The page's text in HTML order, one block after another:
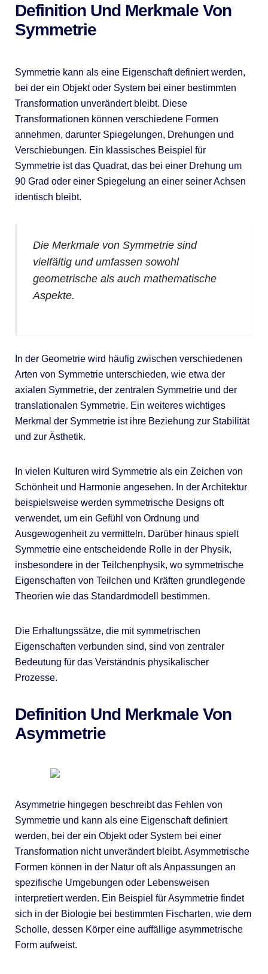
Definition Und Merkmale Von
Symmetrie
Symmetrie kann als eine Eigenschaft definiert werden,
bei der ein Objekt oder System bei einer bestimmten
Transformation unverändert bleibt. Diese
Transformationen können verschiedene Formen
annehmen, darunter Spiegelungen, Drehungen und
Verschiebungen. Ein klassisches Beispiel für
Symmetrie ist das Quadrat, das bei einer Drehung um
90 Grad oder einer Spiegelung an einer seiner Achsen
identisch bleibt.
Die Merkmale von Symmetrie sind
vielfältig und umfassen sowohl
geometrische als auch mathematische
Aspekte.
In der Geometrie wird häufig zwischen verschiedenen
Arten von Symmetrie unterschieden, wie etwa der
axialen Symmetrie, der zentralen Symmetrie und der
translationalen Symmetrie. Ein weiteres wichtiges
Merkmal der Symmetrie ist ihre Beziehung zur Stabilität
und zur Ästhetik.
In vielen Kulturen wird Symmetrie als ein Zeichen von
Schönheit und Harmonie angesehen. In der Architektur
beispielsweise werden symmetrische Designs oft
verwendet, um ein Gefühl von Ordnung und
Ausgewogenheit zu vermitteln. Darüber hinaus spielt
Symmetrie eine entscheidende Rolle in der Physik,
insbesondere in der Teilchenphysik, wo symmetrische
Eigenschaften von Teilchen und Kräften grundlegende
Theorien wie das Standardmodell bestimmen.
Die Erhaltungssätze, die mit symmetrischen
Eigenschaften verbunden sind, sind von zentraler
Bedeutung für das Verständnis physikalischer
Prozesse.
Definition Und Merkmale Von
Asymmetrie
Asymmetrie hingegen beschreibt das Fehlen von
Symmetrie und kann als eine Eigenschaft definiert
werden, bei der ein Objekt oder System bei einer
Transformation nicht unverändert bleibt. Asymmetrische
Formen können in der Natur oft als Anpassungen an
spezifische Umgebungen oder Lebensweisen
interpretiert werden. Ein Beispiel für Asymmetrie findet
sich in der Biologie bei bestimmten Fischarten, wie dem
Scholle, dessen Körper eine auffällige asymmetrische
Form aufweist.